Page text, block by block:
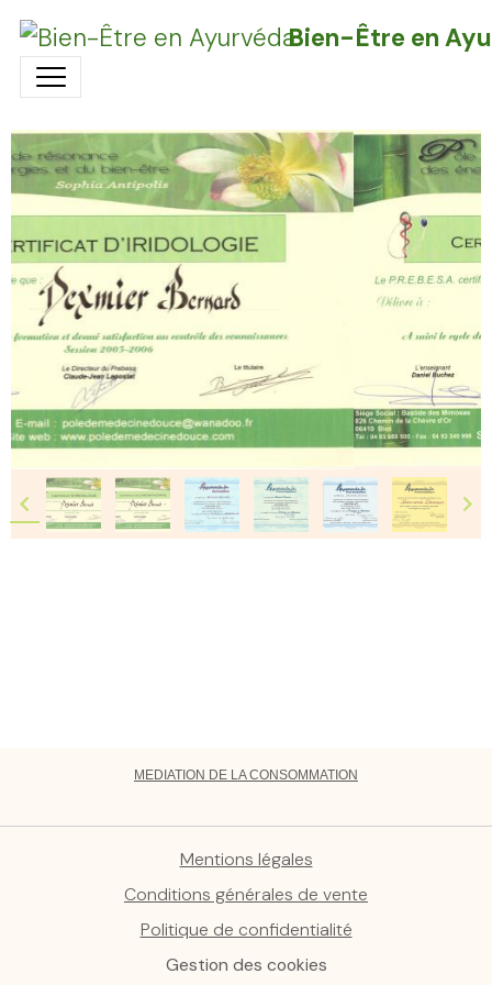
Bien-Être en
MEDIATION DE LA CONSOMMATION
Mentions légales
Conditions générales de vente
Politique de confidentialité
Gestion des cookies